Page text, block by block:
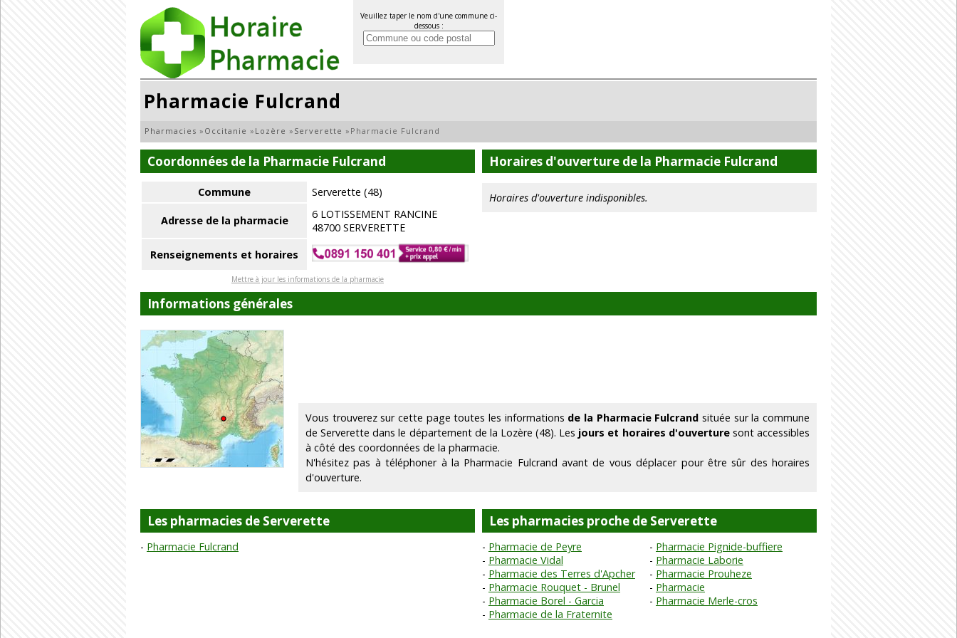
Veuillez taper le nom d'une commune ci-
dessous :
Pharmacie Fulcrand
Pharmacies » Occitanie » Lozère » Serverette » Pharmacie Fulcrand
Coordonnées de la Pharmacie Fulcrand
Commune Serverette (48)
Adresse de la pharmacie
6 LOTISSEMENT RANCINE
48700 SERVERETTE
Renseignements et horaires
Mettre à jour les informations de la pharmacie
Horaires d'ouverture de la Pharmacie Fulcrand
Horaires d'ouverture indisponibles.
Informations générales
Vous trouverez sur cette page toutes les informations de la Pharmacie Fulcrand située sur la commune
de Serverette dans le département de la Lozère (48). Les jours et horaires d'ouverturesont accessibles
à côté des coordonnées de la pharmacie.
N'hésitez pas à téléphoner à la Pharmacie Fulcrand avant de vous déplacer pour être sûr des horaires
d'ouverture.
Les pharmacies de Serverette
Pharmacie Fulcrand
Les pharmacies proche de Serverette
Pharmacie de Peyre
Pharmacie Pignide-buffiere
Pharmacie Vidal
Pharmacie Laborie
Pharmacie des Terres d'Apcher
Pharmacie Prouheze
Pharmacie Rouquet - Brunel
Pharmacie
Pharmacie Borel - Garcia
Pharmacie Merle-cros
Pharmacie de la Fraternite